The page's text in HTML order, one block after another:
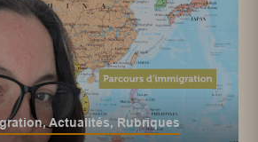
,Actualités,Rubriques